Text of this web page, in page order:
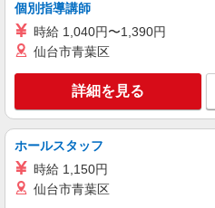
株式会社kotrio /●YK-S-2083484
無理ないシフト
時給1550円
ン代含む)＞
横浜市保土ヶ
派遣社員
個別指導講師
時給 1,040円〜1,390円
仙台市青葉区
詳細を見る
ホールスタッフ
時給 1,150円
仙台市青葉区